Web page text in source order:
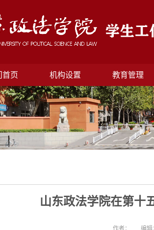
首页 机构设置 教育管理
山东政法学院在第
作者： 编辑